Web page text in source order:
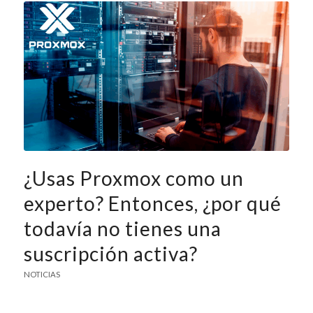
¿Usas Proxmox como un
experto? Entonces, ¿por qué
todavía no tienes una
suscripción activa?
NOTICIAS